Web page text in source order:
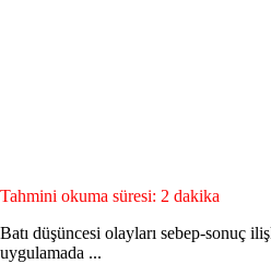
Tahmini okuma süresi: 2 dakika
Batı düşüncesi olayları sebep-sonuç
uygulamada ...